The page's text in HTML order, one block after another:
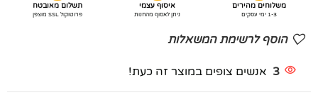
משלוחים מהירים
1-3 ימי עסקים
איסוף עצמי
ניתן לאסוף מהחנות
תשלום מאובטח
פרוטוקול SSL מוצפן
הוסף לרשימת המשאלות
3 אנשים צופים במוצר זה כעת!